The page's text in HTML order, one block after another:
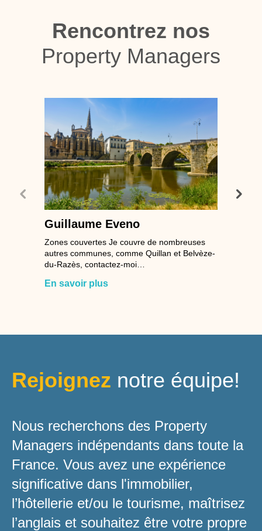
Rencontrez nos
Property Managers
Guillaume Eveno
Zones couvertes Je couvre de nombreuses
autres communes, comme Quillan et Belvèze-
du-Razès, contactez-moi…
En savoir plus
Rejoignez notre équipe!
Nous recherchons des Property
Managers indépendants dans toute la
France. Vous avez une expérience
significative dans l'immobilier,
l’hôtellerie et/ou le tourisme, maîtrisez
l’anglais et souhaitez être votre propre